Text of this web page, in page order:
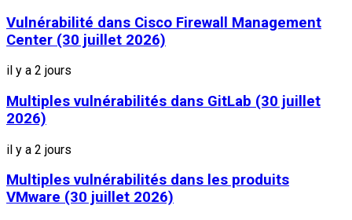
Vulnérabilité dans Cisco Firewall Management
Center (30 juillet 2026)
il y a 2 jours
Multiples vulnérabilités dans GitLab (30 juillet
2026)
il y a 2 jours
Multiples vulnérabilités dans les produits
VMware (30 juillet 2026)